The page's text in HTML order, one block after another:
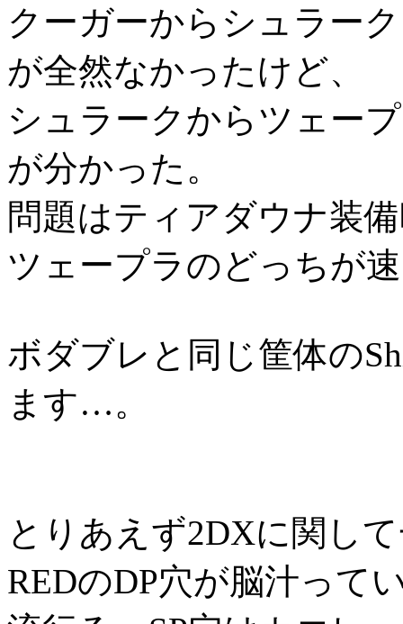
クーガーからシュラー
が全然なかったけど、
シュラークからツェー
が分かった。
問題はティアダウナ装
ツェープラのどっちが
ボダブレと同じ筐体の
ます…。
とりあえず2DXに関し
REDのDP穴が脳汁って